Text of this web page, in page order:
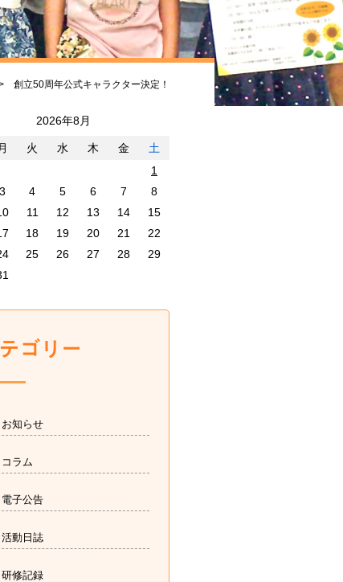
創立50周年公式キャラクター決定！
2026年8月
月 火 水 木 金
土
1
3 4 5 6 7
8
11 12 13 14
15
18 19 20 21
22
25 26 27 28
29
お知らせ
コラム
電子公告
活動日誌
研修記録